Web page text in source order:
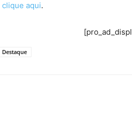
clique aqui.
Destaque